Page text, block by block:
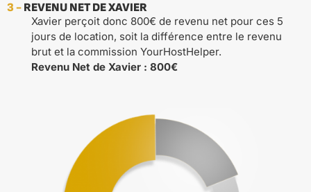
3 - REVENU NET DE XAVIER
Xavier perçoit donc 800€ de revenu net pour ces 5
jours de location, soit la différence entre le revenu
brut et la commission YourHostHelper.
Revenu Net de Xavier : 800€